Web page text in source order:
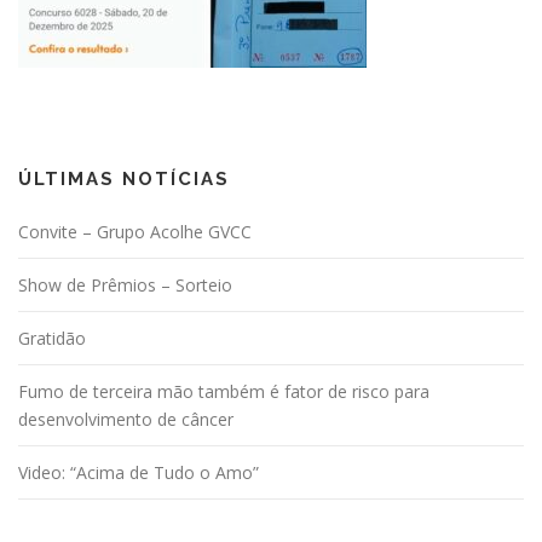
ÚLTIMAS NOTÍCIAS
Convite – Grupo Acolhe GVCC
Show de Prêmios – Sorteio
Gratidão
Fumo de terceira mão também é fator de risco para
desenvolvimento de câncer
Video: “Acima de Tudo o Amo”